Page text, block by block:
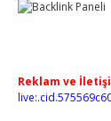
Reklam ve